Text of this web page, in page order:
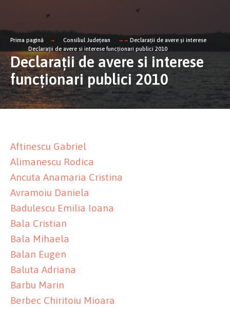
Prima pagină Consiliul Județean
Declarații de avere și interese
Declaraţii de avere si interese funcţionari publici 2010
Declaraţii de avere si interese
funcţionari publici 2010
Aftinescu Gabriel
Alimanescu Rodica
Ancuta Anamaria Cristina
Avramoiu Daniela
Badulescu Emilia Ioana
Bala Cristian
Bala Mihaela
Balan Eugen
Baluta Adriana
Barbu Marin
Berbec Chiritoiu Mioara